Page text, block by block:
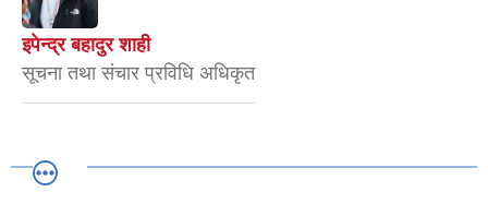
इपेन्द्र बहादुर शाही
सूचना तथा संचार प्रविधि अधिकृत